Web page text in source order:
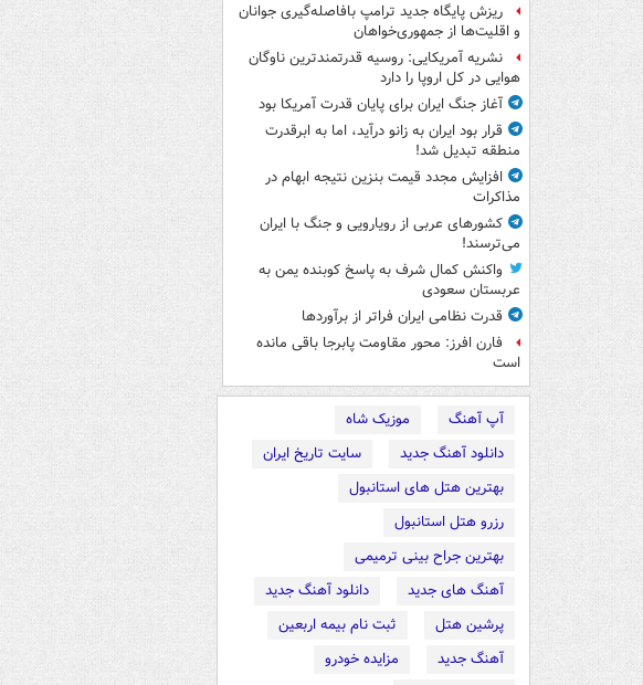
ریزش پایگاه جدید ترامپ بافاصله‌گیری جوانان
و اقلیت‌ها از جمهوری‌خواهان
نشریه آمریکایی: روسیه قدرتمندترین ناوگان
هوایی در کل اروپا را دارد
آغاز جنگ ایران برای پایان قدرت آمریکا بود
قرار بود ایران به زانو درآید، اما به ابرقدرت
منطقه تبدیل شد!
افزایش مجدد قیمت بنزین نتیجه ابهام در
مذاکرات
کشورهای عربی از رویارویی و جنگ با ایران
می‌ترسند!
واکنش کمال شرف به پاسخ کوبنده یمن به
عربستان سعودی
قدرت نظامی ایران فراتر از برآوردها
فارن افرز: محور مقاومت پابرجا باقی مانده
است
آپ آهنگ
موزیک شاه
دانلود آهنگ جدید
سایت تاریخ ایران
بهترین هتل های استانبول
رزرو هتل استانبول
بهترین جراح بینی ترمیمی
آهنگ های جدید
دانلود آهنگ جدید
پرشین هتل
ثبت نام بیمه اربعین
آهنگ جدید
مزایده خودرو